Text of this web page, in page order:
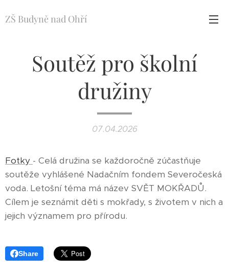
ZŠ Budyně nad Ohří
Soutěž pro školní
družiny
07.04.2026
Fotky - Celá družina se každoročně zúčastňuje
soutěže vyhlášené Nadačním fondem Severočeská
voda. Letošní téma má název SVĚT MOKŘADŮ.
Cílem je seznámit děti s mokřady, s životem v nich a
jejich významem pro přírodu.
Share